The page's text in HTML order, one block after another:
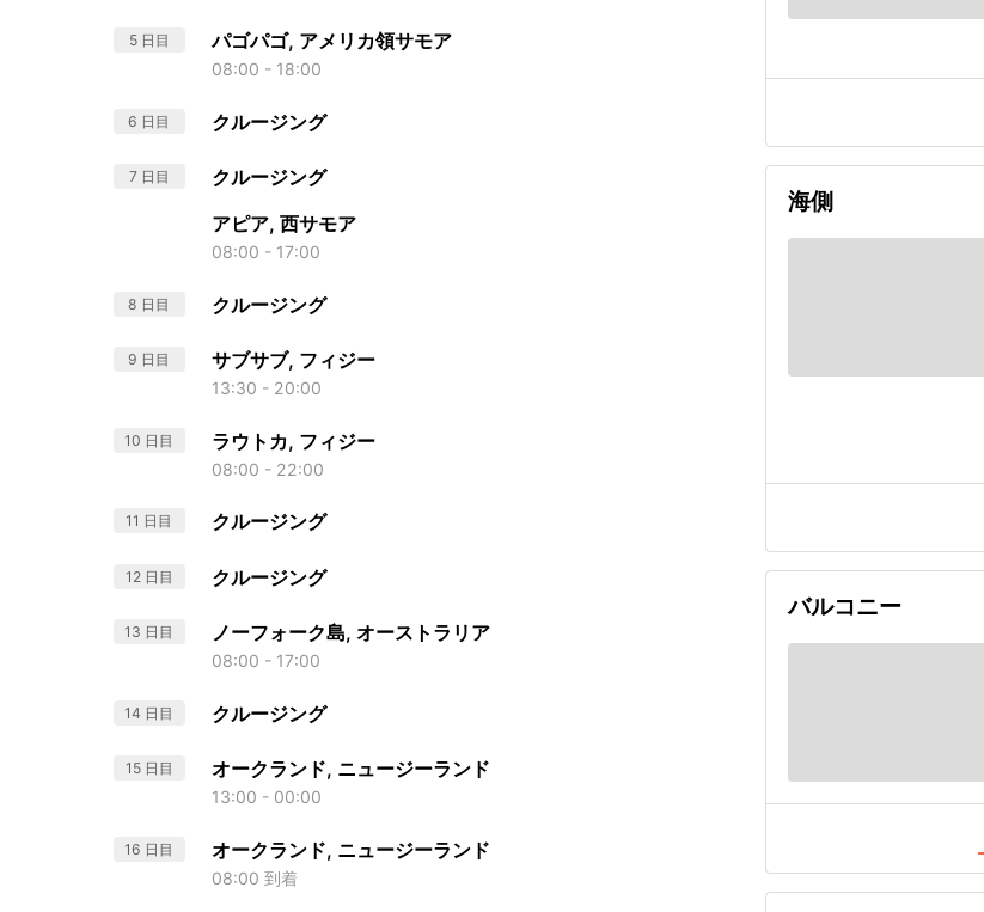
5 日目 パゴパゴ, アメリカ領サモア
08:00 - 18:00
6 日目 クルージング
7 日目 クルージング
アピア, 西サモア
08:00 - 17:00
8 日目 クルージング
9 日目 サブサブ, フィジー
13:30 - 20:00
10 日目 ラウトカ, フィジー
08:00 - 22:00
11 日目 クルージング
12 日目 クルージング
13 日目 ノーフォーク島, オーストラリア
08:00 - 17:00
14 日目 クルージング
15 日目 オークランド, ニュージーランド
13:00 - 00:00
16 日目 オークランド, ニュージーランド
08:00 到着
海側
バルコニー